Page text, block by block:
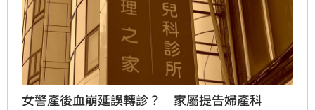
女警產後血崩延誤轉診？ 家屬提告婦產科